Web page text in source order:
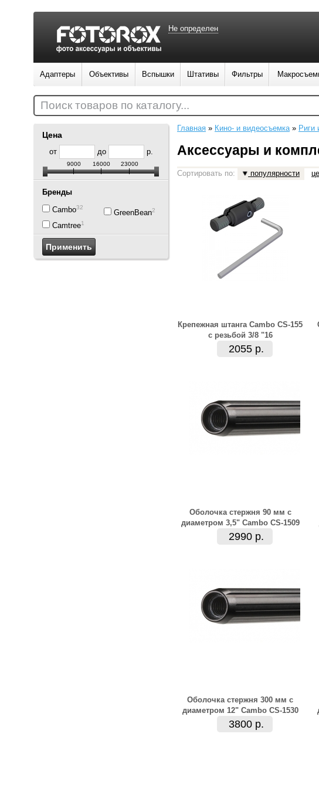
Цена
от до р.
9000 16000 23000
Бренды
Cambo32
Camtree1
GreenBean2
Главная » Кино- и видеосъемка» Риги
Аксессуары и
Сортировать по: популярности
Крепежная штанга Cambo CS-155
с резьбой 3/8 "16
2055 р.
Оболочка стержня 90 мм с
диаметром 3,5" Cambo CS-1509
2990 р.
Оболочка стержня 300 мм с
диаметром 12" Cambo CS-1530
3800 р.
Не определен
Адаптеры Объективы Вспышки Штативы Фильтры
Поиск товаров по каталогу...